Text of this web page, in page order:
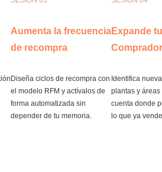
Aumenta la frecuencia
de recompra
Diseña ciclos de recompra con
el modelo RFM y actívalos de
forma automatizada sin
depender de tu memoria.
Expande
Identifica
plantas y
cuenta donde
lo que ya